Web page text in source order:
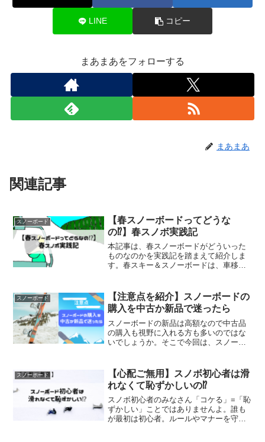
LINE コピー
まあまあをフォローする
まあまあ
関連記事
スノーボード
【春スノーボードってどうな
の⁉】春スノボ実践記
本記事は、春スノーボードがどういった
ものなのかを実践記を踏まえて紹介しま
す。春スキー＆スノーボードは、車移動
温泉・グルメなどのアフタースキーを含
んだ楽しみ方がオススメです。
スノーボード
【注意点を紹介】スノーボードの
購入を中古か新品で迷ったら
スノーボードの新品は高額なので中古品
の購入も視野に入れる方も多いのではな
いでしょうか。そこで今回は、スノーボ
ます。
スノーボード
【心配ご無用】スノボ初心者は滑
れなくて恥ずかしいの⁉
スノボ初心者のみなさん「コケる」=「恥
ずかしい」ことではありませんよ。誰も
が最初は初心者。ルールやマナーを守れ